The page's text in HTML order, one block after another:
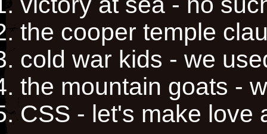
the cooper temple
cold war kids - we
the mountain goats -
CSS - let's make love